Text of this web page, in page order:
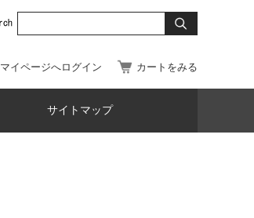
マイページへログイン カートをみる
サイトマップ